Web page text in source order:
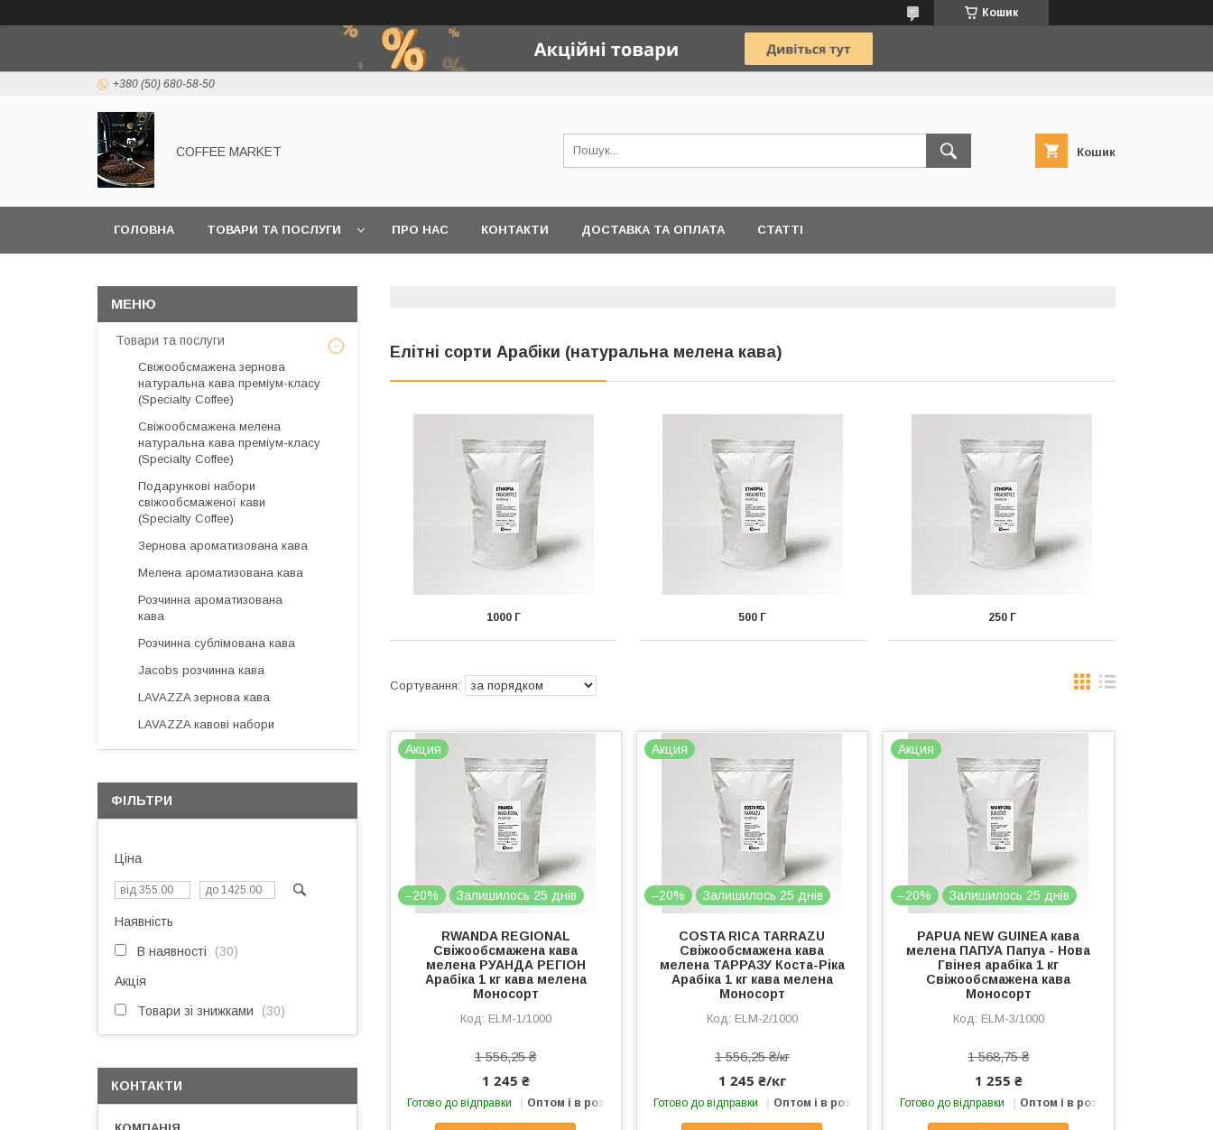
Кошик
+380 (50) 680-58-50
COFFEE MARKET Кошик
ГОЛОВНА ТОВАРИ ТА ПОСЛУГИ ПРО НАС КОНТАКТИ ДОСТАВКА ТА ОПЛАТА СТАТТІ
Елітні сорти Арабіки (натуральна мелена кава)
1000 Г 500 Г 250 Г
Акция
–20% Залишилось 25 днів
RWANDA REGIONAL
Свіжообсмажена кава
мелена РУАНДА РЕГІОН
Арабіка 1 кг кава мелена
Моносорт
ELМ-1/1000
1 556,25 ₴
1 245 ₴
Готово до відправки Оптом і в роздріб
Акция
–20% Залишилось 25 днів
COSTA RICA TARRAZU
Свіжообсмажена кава
мелена ТАРРАЗУ Коста-Ріка
Арабіка 1 кг кава мелена
Моносорт
ЕLМ-2/1000
1 556,25 ₴/кг
1 245 ₴/кг
Готово до відправки Оптом і в роздріб
Акция
–20% Залишилось 25 днів
PAPUA NEW GUINEA кава
мелена ПАПУА Папуа - Нова
Гвінея арабіка 1 кг
Свіжообсмажена кава
Моносорт
ELМ-3/1000
1 568,75 ₴
1 255 ₴
Готово до відправки Оптом і в роздріб
Товари та послуги
Свіжообсмажена зернова
натуральна кава преміум-класу
(Specialty Coffee)
Свіжообсмажена мелена
натуральна кава преміум-класу
(Specialty Coffee)
Подарункові набори
свіжообсмаженої кави
(Specialty Coffee)
Зернова ароматизована кава
Мелена ароматизована кава
Розчинна ароматизована
кава
Розчинна сублімована кава
Jacobs розчинна кава
LAVAZZA зернова кава
LAVAZZA кавові набори
ФІЛЬТРИ
Ціна
Наявність
В наявності 30
Акція
Товари зі знижками 30
КОНТАКТИ